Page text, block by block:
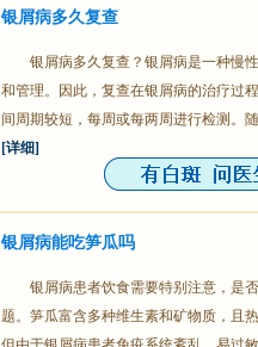
银屑病多久复查
银屑病多久复查？银屑病是一种慢
和管理。因此，复查在银屑病的治疗过
间周期较短，每周或每两周进行检测。
[详细]
银屑病能吃笋瓜吗
银屑病患者饮食需要特别注意，是
题。笋瓜富含多种维生素和矿物质，且